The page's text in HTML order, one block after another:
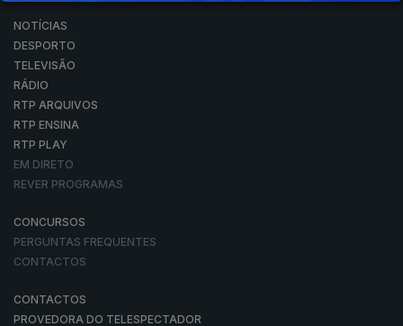
NOTÍCIAS
DESPORTO
TELEVISÃO
RÁDIO
RTP ARQUIVOS
RTP ENSINA
RTP PLAY
EM DIRETO
REVER PROGRAMAS
CONCURSOS
PERGUNTAS FREQUENTES
CONTACTOS
CONTACTOS
PROVEDORA DO TELESPECTADOR